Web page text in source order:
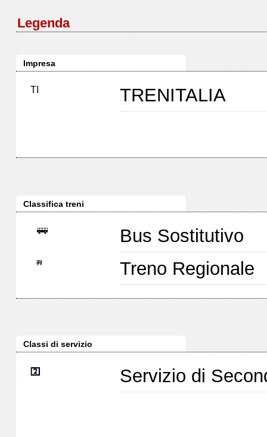
Legenda
Impresa
TI TRENITALIA
Classifica treni
Bus Sostitutivo
Treno Regionale
Classi di servizio
Servizio di